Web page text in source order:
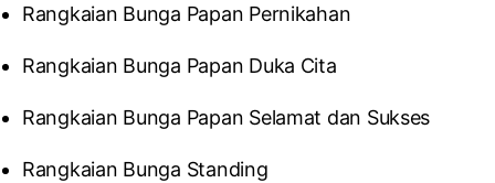
Rangkaian Bunga Papan Pernikahan
Rangkaian Bunga Papan Duka Cita
Rangkaian Bunga Papan Selamat dan Sukses
Rangkaian Bunga Standing